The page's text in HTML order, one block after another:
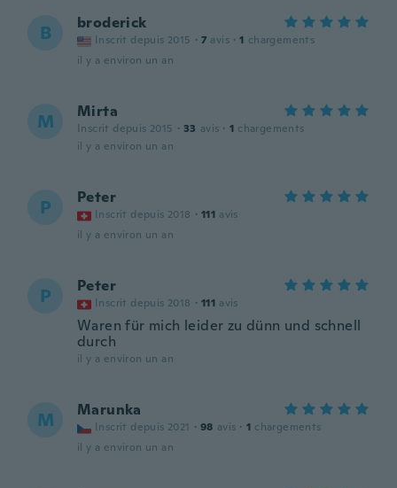
B broderick
Inscrit depuis 2015 · 7 avis · 1 chargements
il y a environ un an
M Mirta
Inscrit depuis 2015 · 33 avis · 1 chargements
il y a environ un an
P Peter
Inscrit depuis 2018 · 111 avis
il y a environ un an
P Peter
Inscrit depuis 2018 · 111 avis
Waren für mich leider zu dünn und schnell
durch
il y a environ un an
M Marunka
Inscrit depuis 2021 · 98 avis · 1 chargements
il y a environ un an